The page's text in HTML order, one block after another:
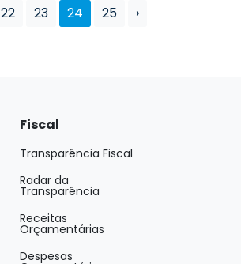
22 23 24 25 ›
Fiscal
Transparência Fiscal
Radar da
Transparência
Receitas
Orçamentárias
Despesas